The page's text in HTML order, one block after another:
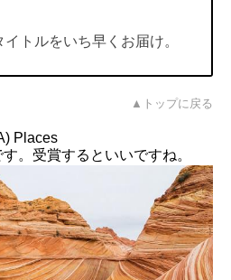
トルをいち早くお届け。
▲トップに戻る
Places
。受賞するといいですね。